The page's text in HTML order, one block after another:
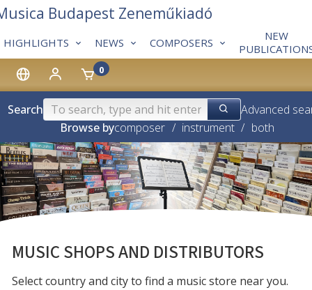
0
HIGHLIGHTS NEWS COMPOSERS
NEW
Budapest Zeneműkiadó
Search
Advanced
Browse bycomposer / instrument / both
MUSIC SHOPS AND DISTRIBUTORS
Select country and city to find a music store near you.